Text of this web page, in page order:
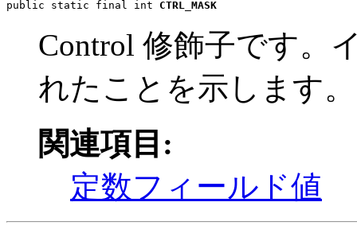
public static final int CTRL_MASK
Control 修飾子です。
れたことを示します。
関連項目:
定数フィールド値